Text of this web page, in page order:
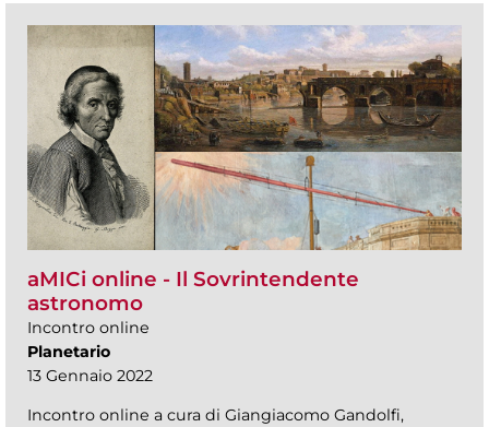
aMICi online - Il Sovrintendente
astronomo
Incontro online
Planetario
13 Gennaio 2022
Incontro online a cura di Giangiacomo Gandolfi,